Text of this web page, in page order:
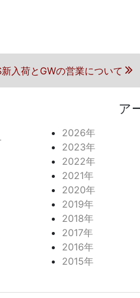
入荷とGWの営業について
ア
2026年
2023年
2022年
2021年
2020年
2019年
2018年
2017年
2016年
2015年